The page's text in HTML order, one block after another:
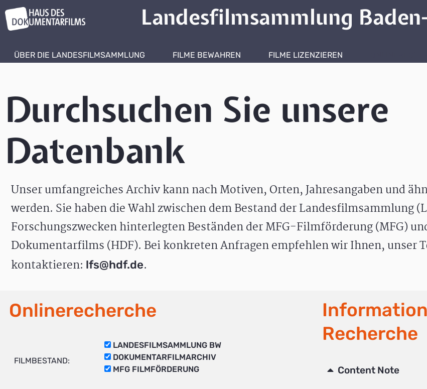
Landesfilmsammlung
ÜBER DIE LANDESFILMSAMMLUNG FILME BEWAHREN FILME LIZENZIEREN
Durchsuchen Sie unsere
Datenbank
Unser umfangreiches Archiv kann nach Motiven, Orten, Jahresangaben und
werden. Sie haben die Wahl zwischen dem Bestand der Landesfilmsammlung
Forschungszwecken hinterlegten Beständen der MFG-Filmförderung (MFG)
Dokumentarfilms (HDF). Bei konkreten Anfragen empfehlen wir Ihnen, unser
kontaktieren: lfs@hdf.de.
Onlinerecherche
FILMBESTAND:
LANDESFILMSAMMLUNG BW
DOKUMENTARFILMARCHIV
MFG FILMFÖRDERUNG
Recherche
Content Note